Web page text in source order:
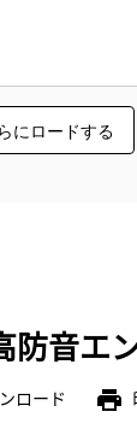
示ウィンドウ
防鼠仕様
にロードする
防音エ
ロード print